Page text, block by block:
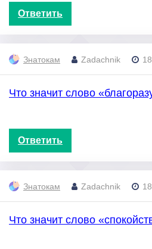
Ответить
Знатокам Zadachnik
Что значит слово
Ответить
Знатокам Zadachnik
Что значит слово